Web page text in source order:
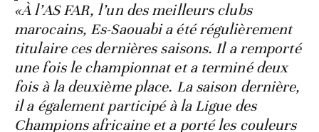
«À l’AS FAR, l’un des meilleurs clubs
marocains, Es-Saouabi a été régulièrement
titulaire ces dernières saisons. Il a remporté
une fois le championnat et a terminé deux
fois à la deuxième place. La saison dernière,
il a également participé à la Ligue des
Champions africaine et a porté les couleurs